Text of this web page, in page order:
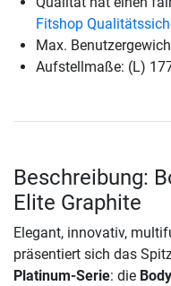
Fitshop
Max.
Aufstellmaße: (L)
Beschreibung:
Elite Graphite
Elegant, innovativ,
präsentiert sich das
Platinum-Serie: die